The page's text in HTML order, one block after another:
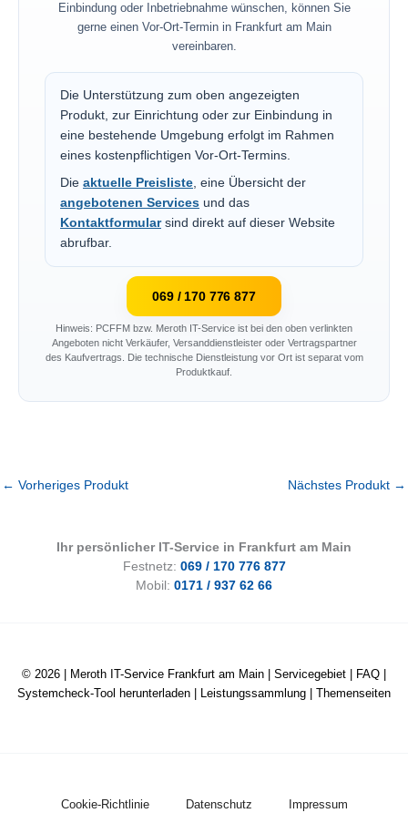
Einbindung oder Inbetriebnahme wünschen, können Sie
gerne einen Vor-Ort-Termin in Frankfurt am Main
vereinbaren.
Die Unterstützung zum oben angezeigten
Produkt, zur Einrichtung oder zur Einbindung in
eine bestehende Umgebung erfolgt im Rahmen
eines kostenpflichtigen Vor-Ort-Termins.
Die aktuelle Preisliste, eine Übersicht der
angebotenen Services und das
Kontaktformularsind direkt auf dieser Website
abrufbar.
069 / 170 776 877
Hinweis: PCFFM bzw. Meroth IT-Service ist bei den oben verlinkten
Angeboten nicht Verkäufer, Versanddienstleister oder Vertragspartner
des Kaufvertrags. Die technische Dienstleistung vor Ort ist separat vom
Produktkauf.
← Vorheriges Produkt Nächstes Produkt →
Ihr persönlicher IT-Service in Frankfurt am Main
Festnetz: 069 / 170 776 877
Mobil: 0171 / 937 62 66
© 2026 | Meroth IT-Service Frankfurt am Main Servicegebiet FAQ
Systemcheck-Tool herunterladen
Leistungssammlung Themenseiten
Cookie-Richtlinie Datenschutz Impressum